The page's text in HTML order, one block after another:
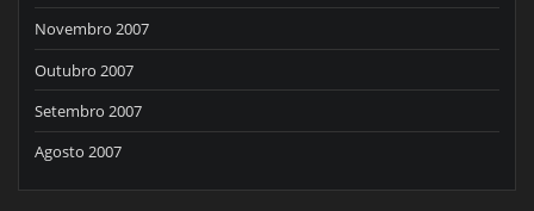
Novembro 2007
Outubro 2007
Setembro 2007
Agosto 2007